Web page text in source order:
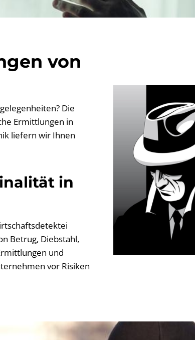
von
Die
Ermittlungen in
liefern wir Ihnen
in
Betrug, Diebstahl,
und
vor Risiken